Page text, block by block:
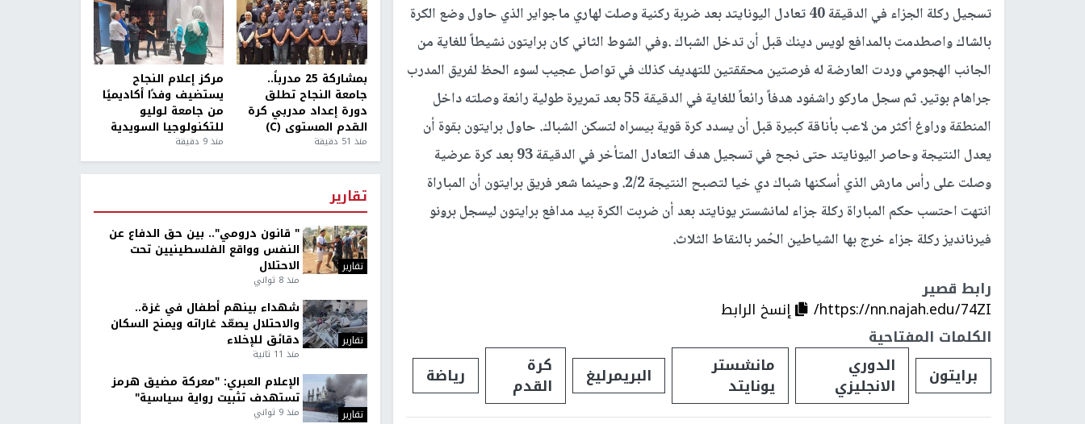
تسجيل ركلة الجزاء في الدقيقة 40 تعادل اليونايتد بعد ضربة ركنية وصلت لهاري ماجواير الذي حاول وضع الكرة
بالشاك واصطدمت بالمدافع لويس دينك قبل أن تدخل الشباك .وفي الشوط الثاني كان برايتون نشيطاً للغاية من
الجانب الهجومي وردت العارضة له فرصتين محققتين للتهديف كذلك في تواصل عجيب لسوء الحظ لفريق المدرب
جراهام بوتير. ثم سجل ماركو راشفود هدفاً رائعاً للغاية في الدقيقة 55 بعد تمريرة طولية رائعة وصلته داخل
المنطقة وراوغ أكثر من لاعب بأناقة كبيرة قبل أن يسدد كرة قوية بيسراه لتسكن الشباك. حاول برايتون بقوة أن
يعدل النتيجة وحاصر اليونايتد حتى نجح في تسجيل هدف التعادل المتأخر في الدقيقة 93 بعد كرة عرضية
وصلت على رأس مارش الذي أسكنها شباك دي خيا لتصبح النتيجة 2/2. وحينما شعر فريق برايتون أن المباراة
انتهت احتسب حكم المباراة ركلة جزاء لمانشستر يونايتد بعد أن ضربت الكرة بيد مدافع برايتون ليسجل برونو
فيرنانديز ركلة جزاء خرج بها الشياطين الحُمر بالنقاط الثلاث.
رابط قصير
https://nn.najah.edu/74ZI/
إنسخ الرابط
الكلمات المفتاحية
برايتون
الدوري
الانجليزي
مانشستر
يونايتد البريمرليغ كرة
القدم رياضة
بمشاركة 25 مدرباً..
جامعة النجاح تطلق
دورة إعداد مدربي كرة
القدم المستوى (C)
منذ 51 دقيقة
مركز إعلام النجاح
يستضيف وفدًا أكاديميًا
من جامعة لوليو
للتكنولوجيا السويدية
منذ 9 دقيقة
تقارير
تقارير
" قانون درومي".. بين حق الدفاع عن
النفس وواقع الفلسطينيين تحت
الاحتلال
منذ 8 ثواني
تقارير
شهداء بينهم أطفال في غزة..
والاحتلال يصعّد غاراته ويمنح السكان
دقائق للإخلاء
منذ 11 ثانية
تقارير
الإعلام العبري: "معركة مضيق هرمز
تستهدف تثبيت رواية سياسية"
منذ 9 ثواني